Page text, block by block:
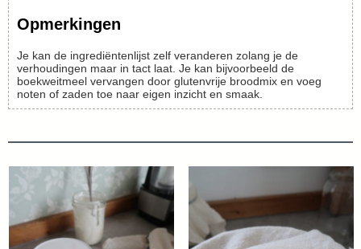
Opmerkingen
Je kan de ingrediëntenlijst zelf veranderen zolang je de
verhoudingen maar in tact laat. Je kan bijvoorbeeld de
boekweitmeel vervangen door glutenvrije broodmix en voeg
noten of zaden toe naar eigen inzicht en smaak.